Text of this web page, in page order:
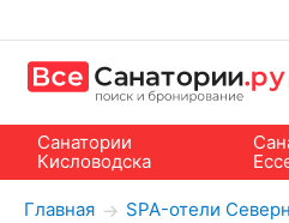
Санатории
Кисловодска
Главная → SPA-отели